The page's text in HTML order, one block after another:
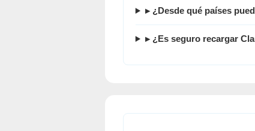
▸ ¿Desde qué países
▸ ¿Es seguro recargar